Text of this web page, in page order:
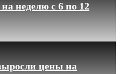
неделю с 6 по 12
цены на